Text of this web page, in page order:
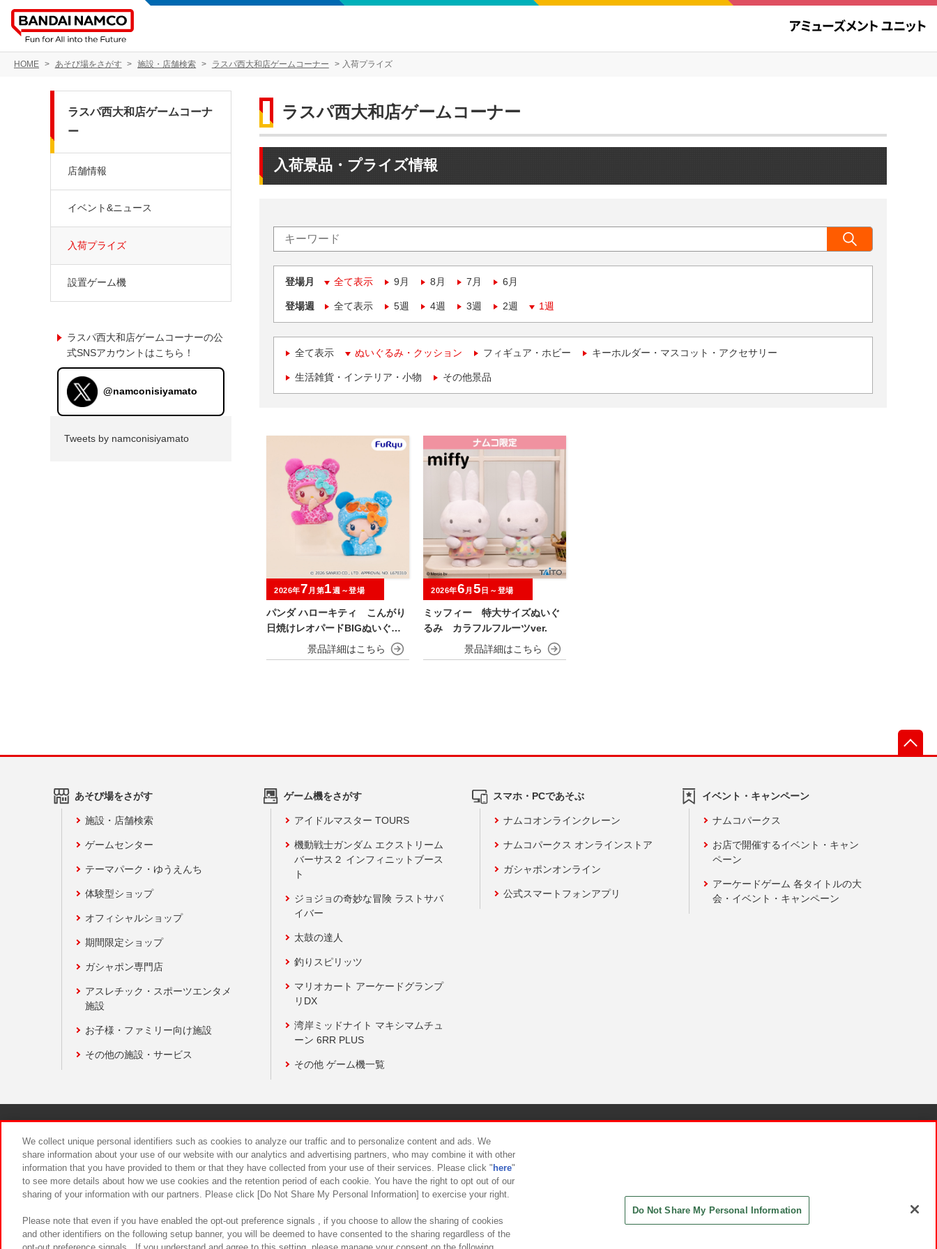
HOME あそび場をさがす 施設・店舗検索 ラスパ西大和店ゲームコーナー 入荷プライズ
ラスパ西大和店ゲームコーナー
入荷景品・プライズ情報
登場月 全て表示 9月 8月 7月 6月
登場週 全て表示 5週 4週 3週 2週 1週
全て表示 ぬいぐるみ・クッション フィギュア・ホビー キーホルダー・マスコット・アクセサリー
生活雑貨・インテリア・小物 その他景品
パンダ ハローキティ こんがり
日焼けレオパードBIGぬいぐる
2026年7 月第1週～登場
ミッフィー 特大サイズぬいぐ
るみ カラフルフルーツver.
2026年6 月 5 日～登場
ラスパ西大和店ゲームコーナ
ー
店舗情報
イベント&ニュース
入荷プライズ
設置ゲーム機
ラスパ西大和店ゲームコーナーの公
式SNSアカウントはこちら！
@namconisiyamato
Tweets by namconisiyamato
あそび場をさがす
施設・店舗検索
ゲームセンター
テーマパーク・ゆうえんち
体験型ショップ
オフィシャルショップ
期間限定ショップ
ガシャポン専門店
アスレチック・スポーツエンタメ
施設
お子様・ファミリー向け施設
その他の施設・サービス
ゲーム機をさがす
アイドルマスター TOURS
機動戦士ガンダム エクストリーム
バーサス２ インフィニットブース
ト
ジョジョの奇妙な冒険 ラストサバ
イバー
太鼓の達人
釣りスピリッツ
マリオカート アーケードグランプ
リDX
湾岸ミッドナイト マキシマムチュ
ーン 6RR PLUS
その他 ゲーム機一覧
スマホ・PCであそぶ
ナムコオンラインクレーン
ナムコパークス オンラインストア
ガシャポンオンライン
公式スマートフォンアプリ
イベント・キャンペーン
ナムコパークス
お店で開催するイベント・キャン
ペーン
アーケードゲーム 各タイトルの大
会・イベント・キャンペーン
食品のご提供について カスタマーハラスメント対応方針
We collect unique personal identifiers such as cookies to analyze our traffic and to personalize content and ads. We
share information about your use of our website with our analytics and advertising partners, who may combine it with other
information that you have provided to them or that they have collected from your use of their services. Please click " here"
to see more details about how we use cookies and the retention period of each cookie. You have the right to opt out of our
sharing of your information with our partners. Please click [Do Not Share My Personal Information] to exercise your right.
Please note that even if you have enabled the opt-out preference signals , if you choose to allow the sharing of cookies
and other identifiers on the following setup banner, you will be deemed to have consented to the sharing regardless of the
Do Not Share My Personal Information